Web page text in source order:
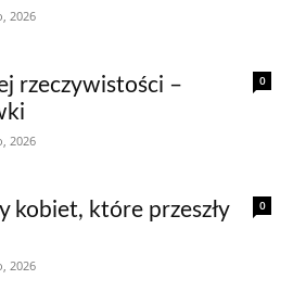
2026
0
rzeczywistości –
2026
0
kobiet, które przeszły
2026